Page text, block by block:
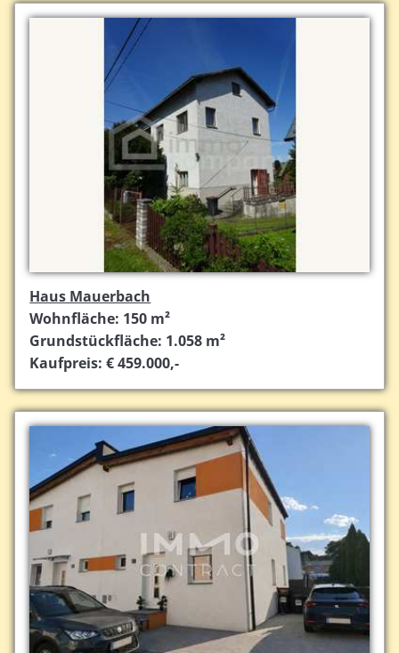
Haus Mauerbach
Wohnfläche: 150 m²
Grundstückfläche: 1.058 m²
Kaufpreis: € 459.000,-